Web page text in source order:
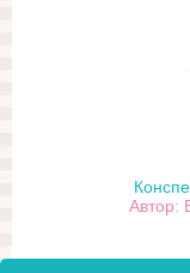
Автор: